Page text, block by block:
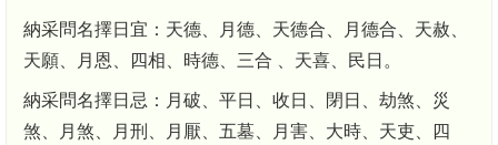
納采問名擇日宜：天德、月德、天德合、月德合、天赦、
天願、月恩、四相、時德、三合 、天喜、民日。
納采問名擇日忌：月破、平日、收日、閉日、劫煞、災
煞、月煞、月刑、月厭、五墓、月害、大時、天吏、四